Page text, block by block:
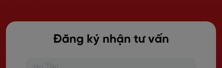
Đăng ký nhận tư vấn